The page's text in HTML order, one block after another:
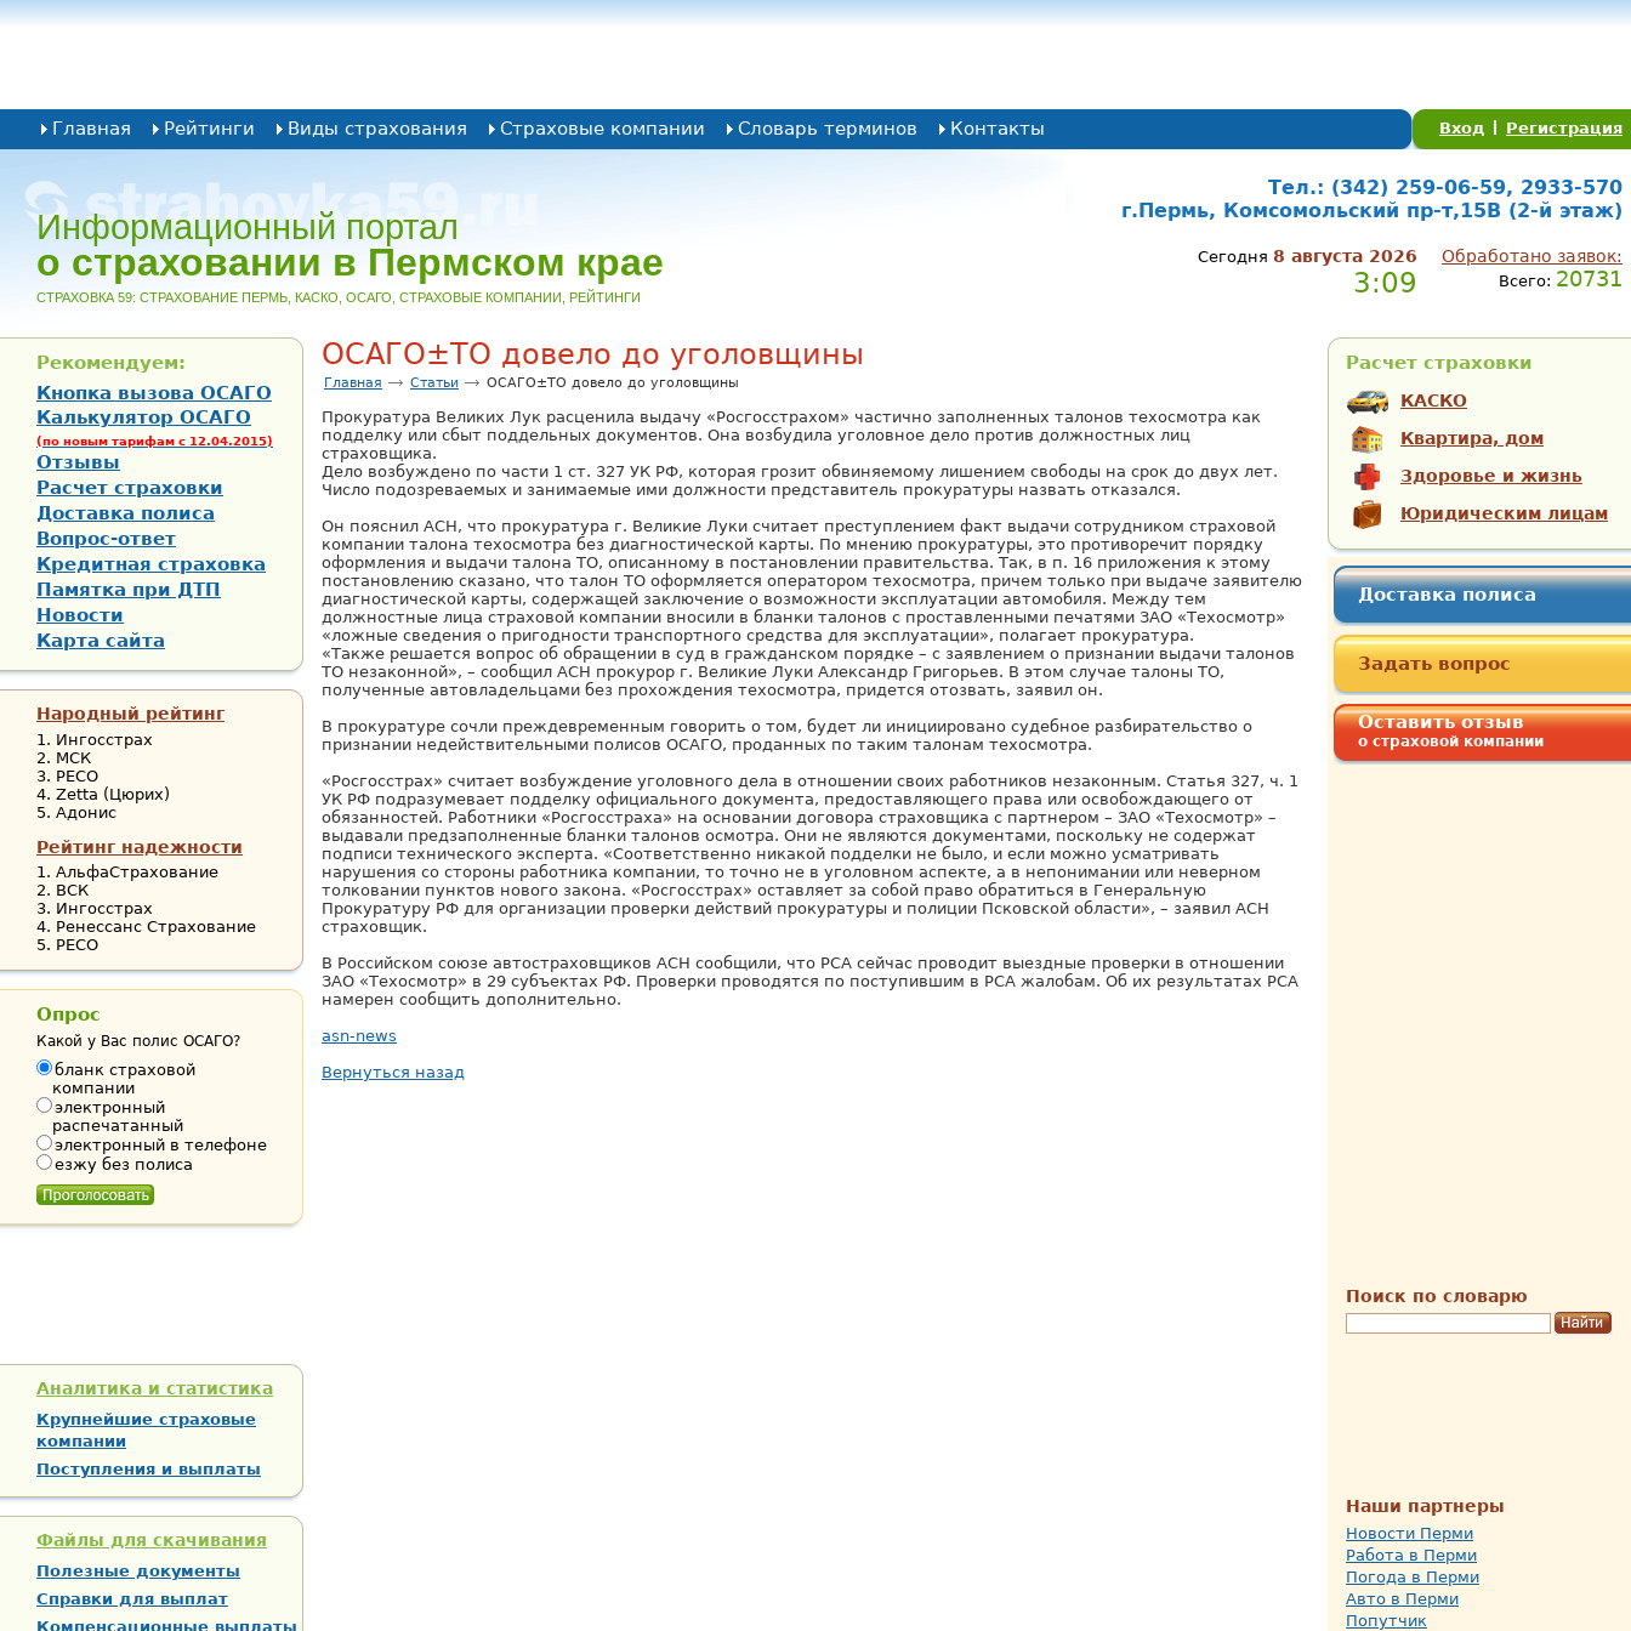
Информационный портал
о страховании в Пермском крае
CТРАХОВКА 59: СТРАХОВАНИЕ ПЕРМЬ, КАСКО, ОСАГО, СТРАХОВЫЕ КОМПАНИИ, РЕЙТИНГИ
Тел.: (342) 259-06-59, 2933-570
г.Пермь, Комсомольский пр-т,15В (2-й этаж)
Обработано заявок:
Всего: 20731
Сегодня 8 августа 2026
3:09
Вход Регистрация
Главная Рейтинги Виды страхования Страховые компании Словарь терминов Контакты
Расчет страховки
КАСКО
Квартира, дом
Здоровье и жизнь
Юридическим лицам
Доставка полиса
Задать вопрос
Оставить отзыв
о страховой компании
Поиск по словарю
Наши партнеры
Новости Перми
Работа в Перми
Погода в Перми
Авто в Перми
Попутчик
ОСАГО±ТО довело до уголовщины
Главная Статьи ОСАГО±ТО довело до уголовщины
Прокуратура Великих Лук расценила выдачу «Росгосстрахом» частично заполненных талонов техосмотра как
подделку или сбыт поддельных документов. Она возбудила уголовное дело против должностных лиц
страховщика.
Дело возбуждено по части 1 ст. 327 УК РФ, которая грозит обвиняемому лишением свободы на срок до двух лет.
Число подозреваемых и занимаемые ими должности представитель прокуратуры назвать отказался.
Он пояснил АСН, что прокуратура г. Великие Луки считает преступлением факт выдачи сотрудником страховой
компании талона техосмотра без диагностической карты. По мнению прокуратуры, это противоречит порядку
оформления и выдачи талона ТО, описанному в постановлении правительства. Так, в п. 16 приложения к этому
постановлению сказано, что талон ТО оформляется оператором техосмотра, причем только при выдаче заявителю
диагностической карты, содержащей заключение о возможности эксплуатации автомобиля. Между тем
должностные лица страховой компании вносили в бланки талонов с проставленными печатями ЗАО «Техосмотр»
«ложные сведения о пригодности транспортного средства для эксплуатации», полагает прокуратура.
«Также решается вопрос об обращении в суд в гражданском порядке – с заявлением о признании выдачи талонов
ТО незаконной», – сообщил АСН прокурор г. Великие Луки Александр Григорьев. В этом случае талоны ТО,
полученные автовладельцами без прохождения техосмотра, придется отозвать, заявил он.
В прокуратуре сочли преждевременным говорить о том, будет ли инициировано судебное разбирательство о
признании недействительными полисов ОСАГО, проданных по таким талонам техосмотра.
«Росгосстрах» считает возбуждение уголовного дела в отношении своих работников незаконным. Статья 327, ч. 1
УК РФ подразумевает подделку официального документа, предоставляющего права или освобождающего от
обязанностей. Работники «Росгосстраха» на основании договора страховщика с партнером – ЗАО «Техосмотр» –
выдавали предзаполненные бланки талонов осмотра. Они не являются документами, поскольку не содержат
подписи технического эксперта. «Соответственно никакой подделки не было, и если можно усматривать
нарушения со стороны работника компании, то точно не в уголовном аспекте, а в непонимании или неверном
толковании пунктов нового закона. «Росгосстрах» оставляет за собой право обратиться в Генеральную
Прокуратуру РФ для организации проверки действий прокуратуры и полиции Псковской области», – заявил АСН
страховщик.
В Российском союзе автостраховщиков АСН сообщили, что РСА сейчас проводит выездные проверки в отношении
ЗАО «Техосмотр» в 29 субъектах РФ. Проверки проводятся по поступившим в РСА жалобам. Об их результатах РСА
намерен сообщить дополнительно.
asn-news
Вернуться назад
Рекомендуем:
Кнопка вызова ОСАГО
Калькулятор ОСАГО
(по новым тарифам с 12.04.2015)
Отзывы
Расчет страховки
Доставка полиса
Вопрос-ответ
Кредитная страховка
Памятка при ДТП
Новости
Карта сайта
Народный рейтинг
Ингосстрах
МСК
РЕСО
Zetta (Цюрих)
Адонис
Рейтинг надежности
АльфаСтрахование
ВСК
Ингосстрах
Ренессанс Страхование
РЕСО
Опрос
Какой у Вас полис ОСАГО?
бланк страховой
компании
электронный
распечатанный
электронный в телефоне
езжу без полиса
Аналитика и статистика
Крупнейшие страховые
компании
Поступления и выплаты
Файлы для скачивания
Полезные документы
Справки для выплат
Компенсационные выплаты